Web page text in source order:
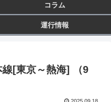
コラム
運行情報
線[東京～熱海] （9